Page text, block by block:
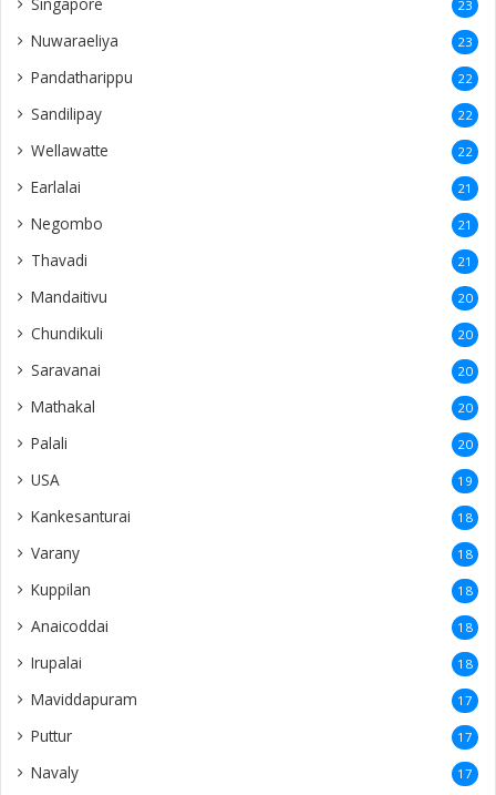
23
Nuwaraeliya 23
Pandatharippu 22
Sandilipay 22
Wellawatte 22
Earlalai 21
Negombo 21
Thavadi 21
Mandaitivu 20
Chundikuli 20
Saravanai 20
Mathakal 20
Palali 20
USA 19
Kankesanturai 18
Varany 18
Kuppilan 18
Anaicoddai 18
Irupalai 18
Maviddapuram 17
Puttur 17
Navaly 17